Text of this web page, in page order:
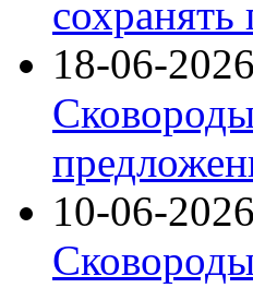
18-06-2026
10-06-2026